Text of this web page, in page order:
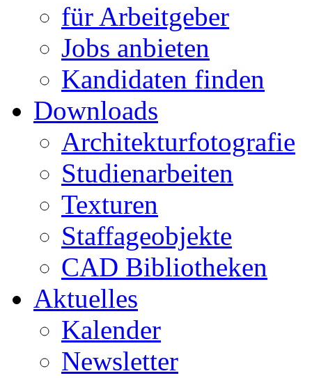
für Arbeitgeber
Jobs anbieten
Kandidaten finden
Downloads
Architekturfotografie
Studienarbeiten
Texturen
Staffageobjekte
CAD Bibliotheken
Aktuelles
Kalender
Newsletter